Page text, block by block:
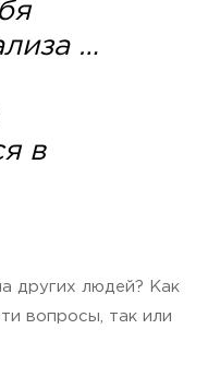
…
в
других людей? Как
вопросы, так или